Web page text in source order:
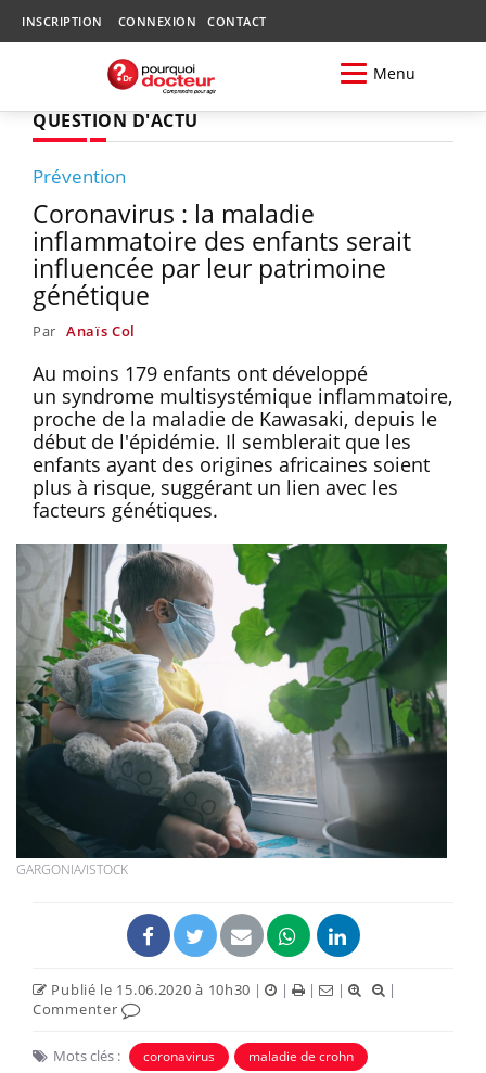
INSCRIPTION CONNEXION CONTACT
Menu
QUESTION D'ACTU
Prévention
Coronavirus : la maladie
inflammatoire des enfants serait
influencée par leur patrimoine
génétique
Par Anaïs Col
Au moins 179 enfants ont développé
un syndrome multisystémique inflammatoire,
proche de la maladie de Kawasaki, depuis le
début de l'épidémie. Il semblerait que les
enfants ayant des origines africaines soient
plus à risque, suggérant un lien avec les
facteurs génétiques.
GARGONIA/ISTOCK
Publié le 15.06.2020 à 10h30 | | | |
|
Commenter
Mots clés : coronavirus maladie de crohn